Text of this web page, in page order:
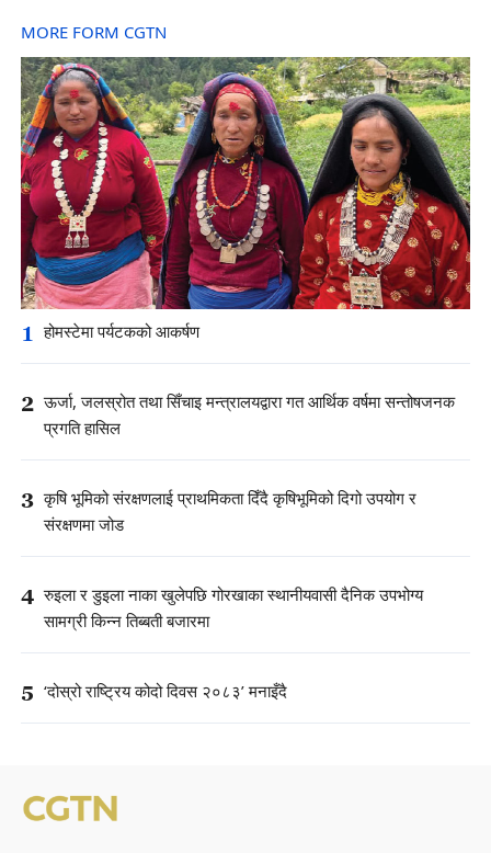
MORE FORM CGTN
1 होमस्टेमा पर्यटकको आकर्षण
2 ऊर्जा, जलस्रोत तथा सिँचाइ मन्त्रालयद्वारा गत आर्थिक वर्षमा सन्तोषजनक
प्रगति हासिल
3 कृषि भूमिको संरक्षणलाई प्राथमिकता दिँदै कृषिभूमिको दिगो उपयोग र
संरक्षणमा जोड
4 रुइला र डुइला नाका खुलेपछि गोरखाका स्थानीयवासी दैनिक उपभोग्य
सामग्री किन्न तिब्बती बजारमा
5 ‘दोस्रो राष्ट्रिय कोदो दिवस २०८३’ मनाइँदै